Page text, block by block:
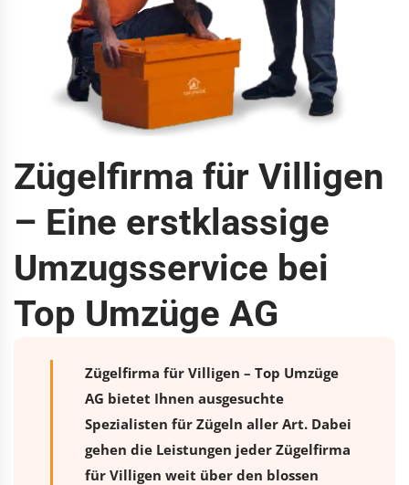
Zügelfirma für Villigen
– Eine erstklassige
Umzugsservice bei
Top Umzüge AG
Zügelfirma für Villigen – Top Umzüge
AG bietet Ihnen ausgesuchte
Spezialisten für Zügeln aller Art. Dabei
gehen die Leistungen jeder Zügelfirma
für Villigen weit über den blossen